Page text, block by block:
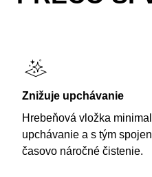
Znižuje upchávanie
Hrebeňová vložka
upchávanie a s tým
časovo náročné čistenie.